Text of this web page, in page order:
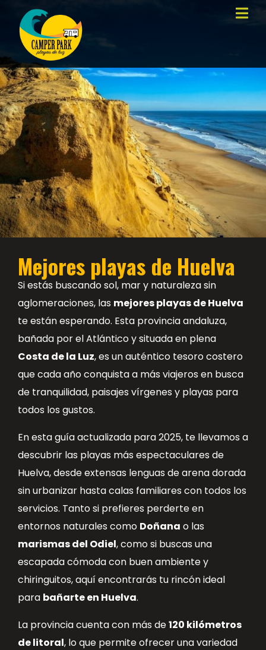
Mejores playas de Huelva
Si estás buscando sol, mar y naturaleza sin
aglomeraciones, las mejores playas de Huelva
te están esperando. Esta provincia andaluza,
bañada por el Atlántico y situada en plena
Costa de la Luz, es un auténtico tesoro costero
que cada año conquista a más viajeros en busca
de tranquilidad, paisajes vírgenes y playas para
todos los gustos.
En esta guía actualizada para 2025, te llevamos a
descubrir las playas más espectaculares de
Huelva, desde extensas lenguas de arena dorada
sin urbanizar hasta calas familiares con todos los
servicios. Tanto si prefieres perderte en
entornos naturales como Doñana o las
marismas del Odiel, como si buscas una
escapada cómoda con buen ambiente y
chiringuitos, aquí encontrarás tu rincón ideal
para bañarte en Huelva.
La provincia cuenta con más de120 kilómetros
de litoral, lo que permite ofrecer una variedad